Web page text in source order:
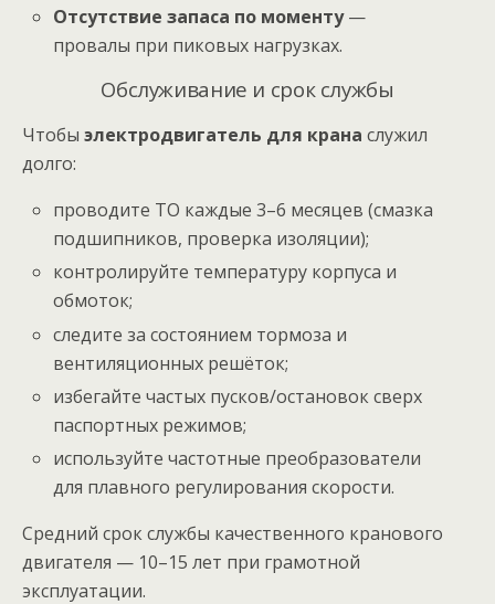
Отсутствие запаса по моменту—
провалы при пиковых нагрузках.
Обслуживание и срок службы
Чтобы электродвигатель для крана служил
долго:
проводите ТО каждые 3–6 месяцев (смазка
подшипников, проверка изоляции);
контролируйте температуру корпуса и
обмоток;
следите за состоянием тормоза и
вентиляционных решёток;
избегайте частых пусков/остановок сверх
паспортных режимов;
используйте частотные преобразователи
для плавного регулирования скорости.
Средний срок службы качественного кранового
двигателя — 10–15 лет при грамотной
эксплуатации.